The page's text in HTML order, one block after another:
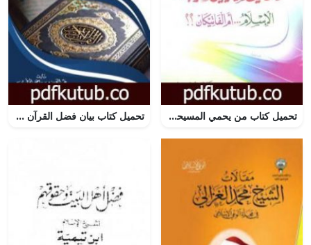
تحميل كتاب من يحمي المسيحيين العرب.. الإسلام أم الفاتيكان؟ PDF تأليف محمد عمارة مجانا [كامل] تحميل كتاب بيان فضل القرآن PDF تأليف عبد العزيز بن داخل المطيري مجانا [كامل]